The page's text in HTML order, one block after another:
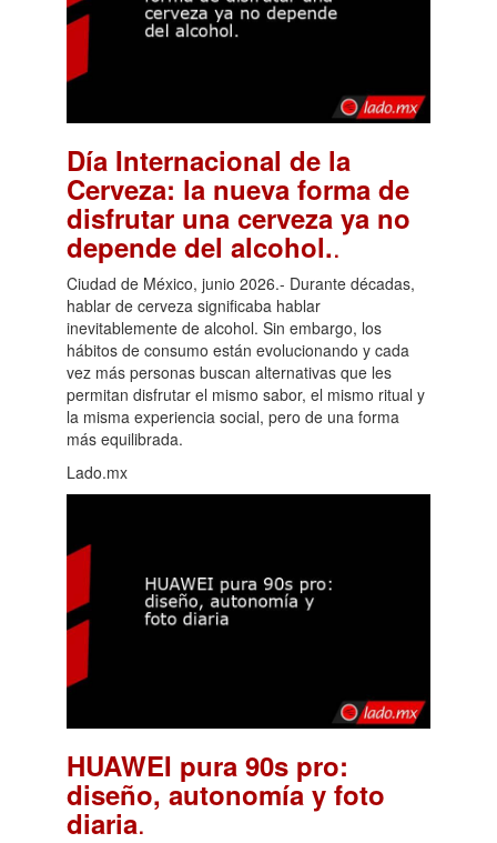
Día Internacional de la
Cerveza: la nueva forma de
disfrutar una cerveza ya no
depende del alcohol..
Ciudad de México, junio 2026.- Durante décadas,
hablar de cerveza significaba hablar
inevitablemente de alcohol. Sin embargo, los
hábitos de consumo están evolucionando y cada
vez más personas buscan alternativas que les
permitan disfrutar el mismo sabor, el mismo ritual y
la misma experiencia social, pero de una forma
más equilibrada.
Lado.mx
HUAWEI pura 90s pro:
diseño, autonomía y foto
diaria.